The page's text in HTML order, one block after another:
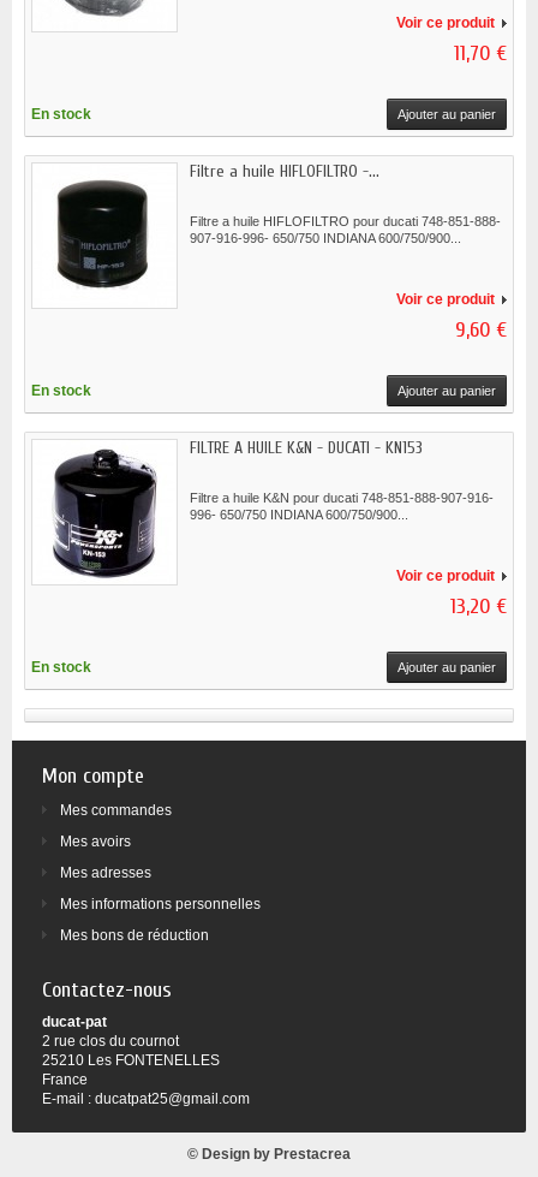
Voir ce produit
11,70 €
En stock Ajouter au panier
Filtre a huile HIFLOFILTRO -...
Filtre a huile HIFLOFILTRO pour ducati 748-851-888-
907-916-996- 650/750 INDIANA 600/750/900...
Voir ce produit
9,60 €
En stock Ajouter au panier
FILTRE A HUILE K&N - DUCATI - KN153
Filtre a huile K&N pour ducati 748-851-888-907-916-
996- 650/750 INDIANA 600/750/900...
Voir ce produit
13,20 €
En stock Ajouter au panier
Mon compte
Mes commandes
Mes avoirs
Mes adresses
Mes informations personnelles
Mes bons de réduction
Contactez-nous
ducat-pat
2 rue clos du cournot
25210 Les FONTENELLES
France
E-mail : ducatpat25@gmail.com
© Design by Prestacrea